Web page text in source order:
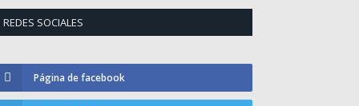
REDES SOCIALES
Página de facebook